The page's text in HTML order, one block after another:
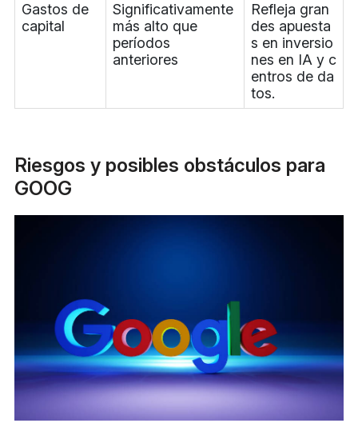
Gastos de
capital
Significativamente
más alto que
períodos
anteriores
Refleja gran
des apuesta
s en inversio
nes en IA y c
entros de da
tos.
Riesgos y posibles obstáculos para
GOOG